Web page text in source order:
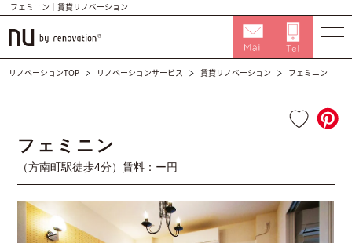
フェミニン｜賃貸リノベーション
リノベーションTOP リノベーションサービス 賃貸リノベーション フェミニン
フェミニン
（方南町駅徒歩4分）賃料：ー円